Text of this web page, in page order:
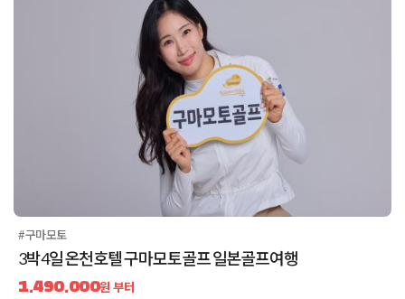
#구마모토
3박4일 온천호텔 구마모토골프 일본골프여행
1,490,000원 부터